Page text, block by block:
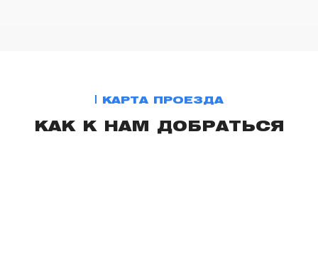
КАРТА ПРОЕЗДА
КАК К НАМ ДОБРАТЬСЯ